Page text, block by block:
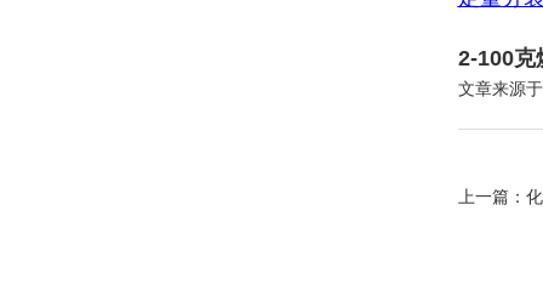
2-100克
文章来源
上一篇：